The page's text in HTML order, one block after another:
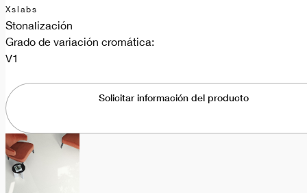
Xslabs
Stonalización
Grado de variación cromática:
V1
Solicitar información del producto